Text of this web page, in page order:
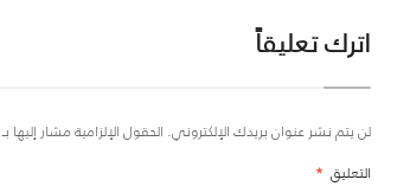
اترك تعليقاً
لن يتم نشر عنوان بريدك الإلكتروني. الحقول الإلزامية مشار إليها بـ
التعليق *